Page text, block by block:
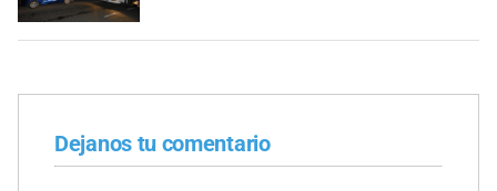
Dejanos tu comentario